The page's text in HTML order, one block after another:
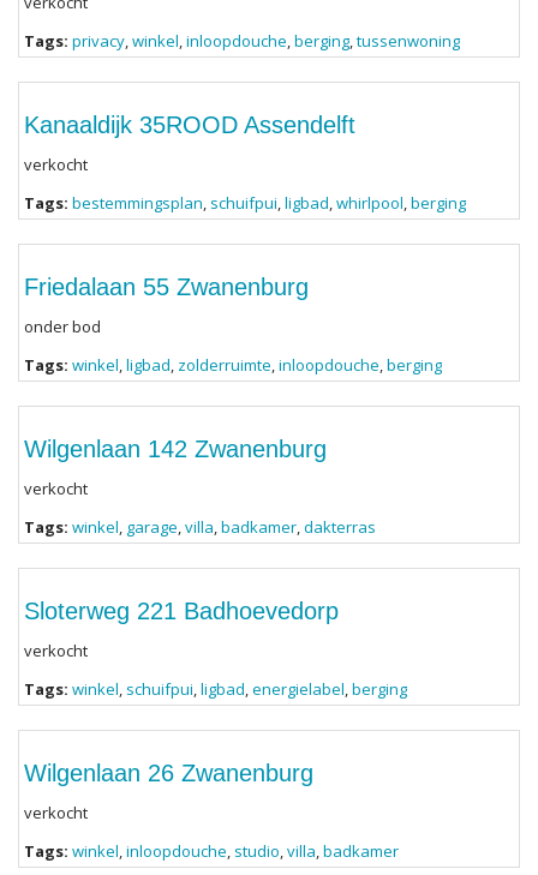
Tags: privacy,winkel,inloopdouche,berging,tussenwoning
Kanaaldijk 35ROOD Assendelft
verkocht
Tags: bestemmingsplan, schuifpui,ligbad,whirlpool,berging
Friedalaan 55 Zwanenburg
onder bod
Tags: winkel,ligbad, zolderruimte,inloopdouche,berging
Wilgenlaan 142 Zwanenburg
verkocht
Tags: winkel, garage,villa,badkamer,dakterras
Sloterweg 221 Badhoevedorp
verkocht
Tags: winkel, schuifpui,ligbad,energielabel,berging
Wilgenlaan 26 Zwanenburg
verkocht
Tags: winkel,inloopdouche, studio,villa,badkamer